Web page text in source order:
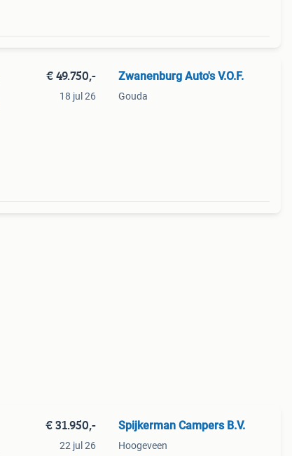
€ 49.750,-
18 jul 26
Zwanenburg Auto's V.O.F.
Gouda
€ 31.950,-
22 jul 26
Spijkerman Campers B.V.
Hoogeveen